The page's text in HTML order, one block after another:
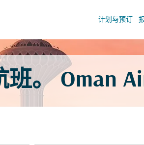
计划与预订
keyboard_arrow_down
。 Oman